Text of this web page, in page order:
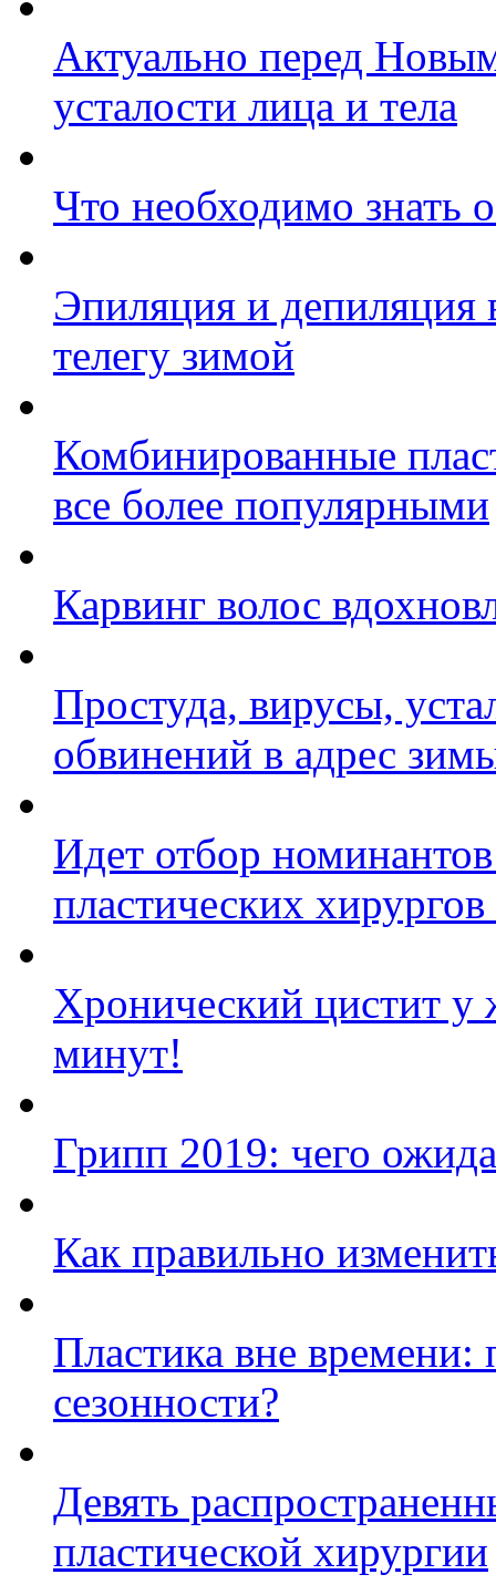
Актуально перед
усталости лица и тела
Что необходимо знать
Эпиляция и депиляция
телегу зимой
Комбинированные
все более популярными
Карвинг волос
Простуда, вирусы,
обвинений в адрес
Идет отбор
пластических
Хронический цистит
минут!
Грипп 2019: чего
Как правильно
Пластика вне времени:
сезонности?
Девять
пластической хирургии